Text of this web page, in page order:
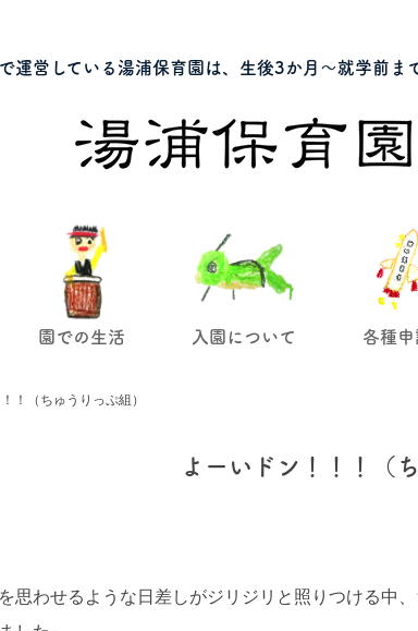
運営している湯浦保育園は、生後3か月～就学前ま
園での生活 入園について 各種
！（ちゅうりっぷ組）
よーいドン！！！（
思わせるような日差しがジリジリと照りつける中